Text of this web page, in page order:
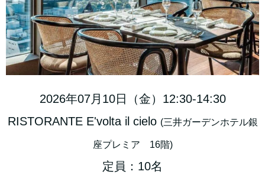
2026年07月10日（金）12:30-14:30
RISTORANTE E'volta il cielo (三井ガーデンホテル銀
座プレミア 16階)
定員：10名